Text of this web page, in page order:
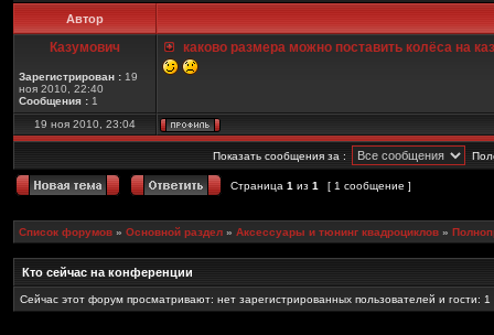
Автор
Казумович
Зарегистрирован : 19
ноя 2010, 22:40
Сообщения : 1
каково размера можно поставить колёса на
19 ноя 2010, 23:04
Показать сообщения за :
Страница 1 из 1 [ 1 сообщение ]
Список форумов » Основной раздел » Аксессуары и тюнинг квадроциклов »
Кто сейчас на конференции
Сейчас этот форум просматривают: нет зарегистрированных пользователей и гости: 1